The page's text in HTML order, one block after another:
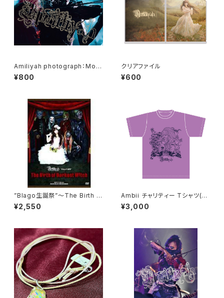
Amiliyah photograph：Moel
No.1～No.8
¥800
クリアファイル
¥600
”Blago生誕祭”～The Birth o
f Darkest Witch～
¥2,550
Ambii チャリティー Tシャツ(ラ
ベンダー / チャコール)
¥3,000